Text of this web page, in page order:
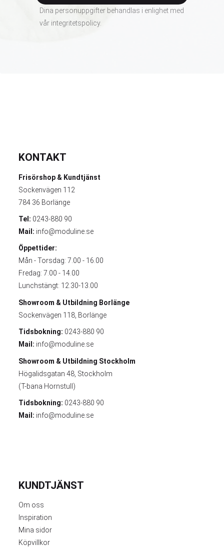
Dina personuppgifter behandlas i enlighet med
vår integritetspolicy.
KONTAKT
Frisörshop & Kundtjänst
Sockenvägen 112
784 36 Borlänge
Tel: 0243-880 90
Mail: info@moduline.se
Öppettider:
Mån - Torsdag: 7.00 - 16.00
Fredag: 7.00 - 14.00
Lunchstängt: 12.30-13.00
Showroom & Utbildning Borlänge
Sockenvägen 118, Borlänge
Tidsbokning: 0243-880 90
Mail: info@moduline.se
Showroom & Utbildning Stockholm
Högalidsgatan 48, Stockholm
(T-bana Hornstull)
Tidsbokning: 0243-880 90
Mail: info@moduline.se
KUNDTJÄNST
Om oss
Inspiration
Mina sidor
Köpvillkor